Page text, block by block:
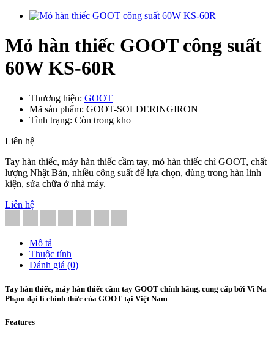
Mỏ hàn thiếc GOOT công suất
60W KS-60R
Thương hiệu: GOOT
Mã sản phẩm: GOOT-SOLDERINGIRON
Tình trạng: Còn trong kho
Liên hệ
Tay hàn thiếc, máy hàn thiếc cầm tay, mỏ hàn thiếc chì GOOT, chất
lượng Nhật Bản, nhiều công suất để lựa chọn, dùng trong hàn linh
kiện, sửa chữa ở nhà máy.
Liên hệ
Mô tả
Thuộc tính
Đánh giá (0)
Tay hàn thiếc, máy hàn thiếc cầm tay GOOT chính hãng, cung cấp bởi Vi Na
Phạm đại lí chính thức của GOOT tại Việt Nam
Features